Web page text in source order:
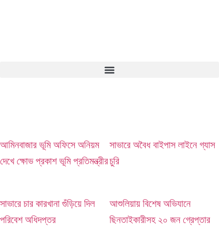
আমিনবাজার ভূমি অফিসে অনিয়ম
দেখে ক্ষোভ প্রকাশ ভূমি প্রতিমন্ত্রীর
সাভারে অবৈধ বাইপাস লাইনে গ্যাস
চুরি
সাভারে চার কারখানা গুঁড়িয়ে দিল
পরিবেশ অধিদপ্তর
আশুলিয়ায় বিশেষ অভিযানে
ছিনতাইকারীসহ ২০ জন গ্রেপ্তার